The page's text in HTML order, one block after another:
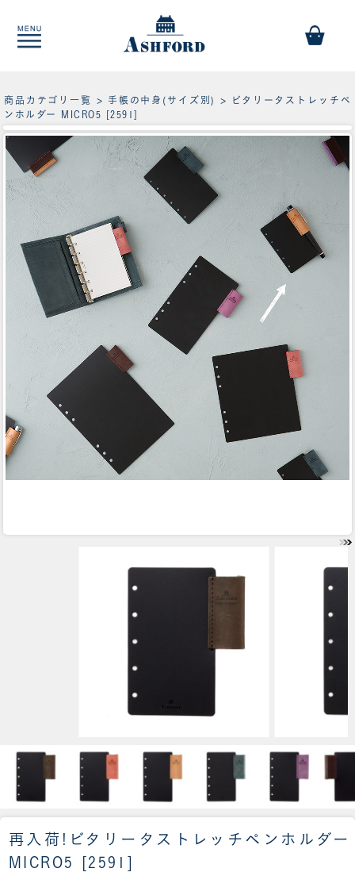
商品カテゴリ一覧 > 手帳の中身(サイズ別)
> ビタリータストレッチペ
ンホルダー MICRO5 [2591]
再入荷! ビタリータストレッチペンホルダー
MICRO5 [2591]